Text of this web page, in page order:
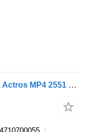
Клапан за въздух Mercedes-Benz Actros MP4 2551 (01.12-) 0281002878 за влекач Mercedes-Benz Actros MP4 Antos Arocs (2012-)